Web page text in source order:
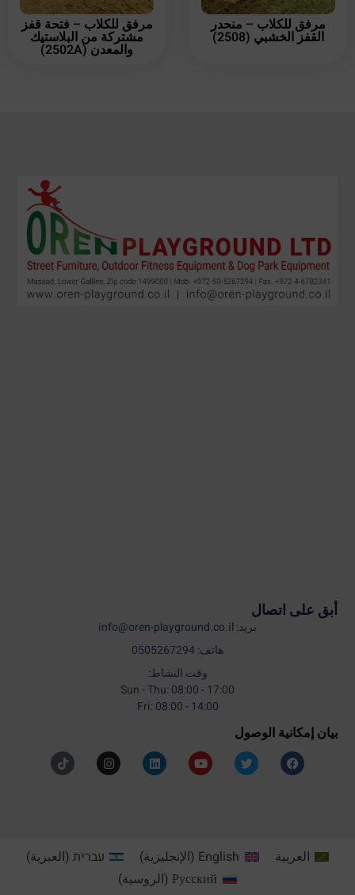
مرفق للكلاب – منحدر
القفز الخشبي (2508)
مرفق للكلاب – فتحة قفز
مشتركة من البلاستيك
والمعدن (2502A)
أبق على اتصال
بريد: info@oren-playground.co.il
هاتف: 0505267294
وقت النشاط:
Sun - Thu: 08:00 - 17:00
Fri: 08:00 - 14:00
بيان إمكانية الوصول
العربية English
(الإنجليزية) עברית (العبرية)
Русский
(الروسية)